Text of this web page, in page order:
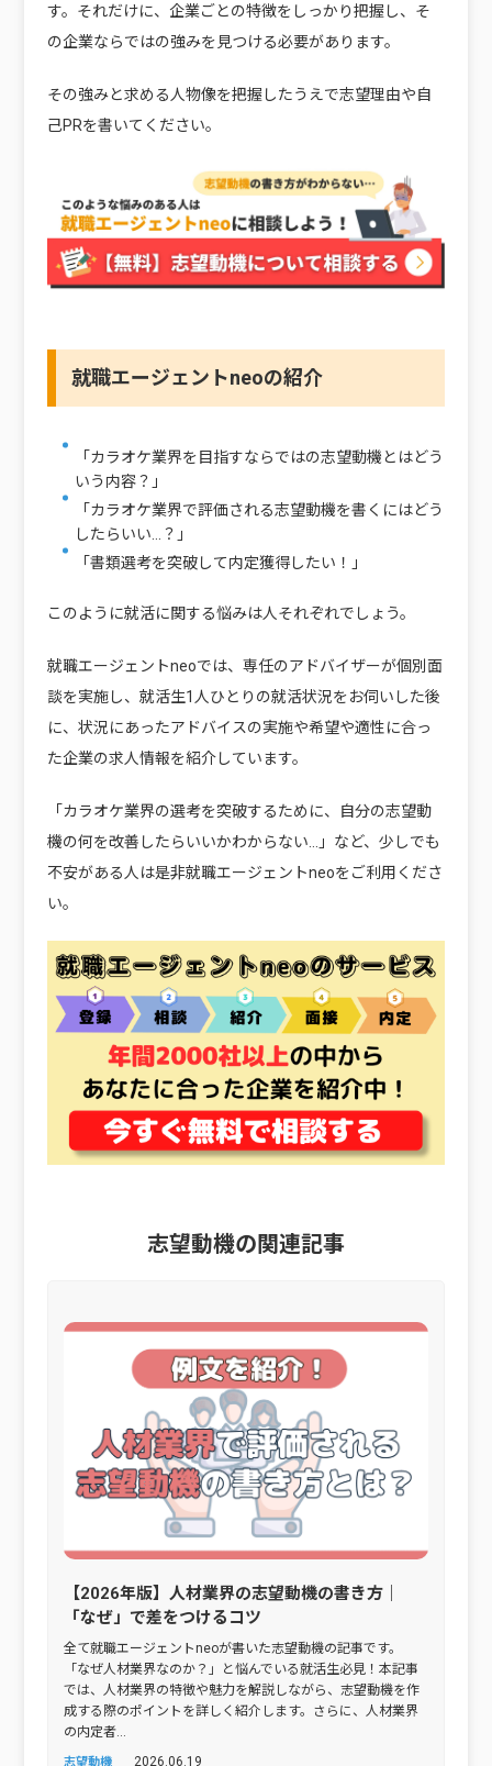
す。それだけに、企業ごとの特徴をしっかり把握し、そ
の企業ならではの強みを見つける必要があります。
その強みと求める人物像を把握したうえで志望理由や自
己PRを書いてください。
就職エージェントneoの紹介
「カラオケ業界を目指すならではの志望動機とはどう
いう内容？」
「カラオケ業界で評価される志望動機を書くにはどう
したらいい…？」
「書類選考を突破して内定獲得したい！」
このように就活に関する悩みは人それぞれでしょう。
就職エージェントneoでは、専任のアドバイザーが個別面
談を実施し、就活生1人ひとりの就活状況をお伺いした後
に、状況にあったアドバイスの実施や希望や適性に合っ
た企業の求人情報を紹介しています。
「カラオケ業界の選考を突破するために、自分の志望動
機の何を改善したらいいかわからない…」など、少しでも
不安がある人は是非就職エージェントneoをご利用くださ
い。
志望動機の関連記事
【2026年版】人材業界の志望動機の書き方｜
「なぜ」で差をつけるコツ
全て就職エージェントneoが書いた志望動機の記事です。
「なぜ人材業界なのか？」と悩んでいる就活生必見！本記事
では、人材業界の特徴や魅力を解説しながら、志望動機を作
成する際のポイントを詳しく紹介します。さらに、人材業界
の内定者...
志望動機 2026.06.19